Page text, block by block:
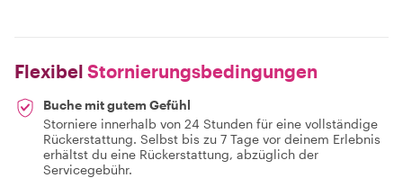
Flexibel Stornierungsbedingungen
Buche mit gutem Gefühl
Storniere innerhalb von 24 Stunden für eine vollständige
Rückerstattung. Selbst bis zu 7 Tage vor deinem Erlebnis
erhältst du eine Rückerstattung, abzüglich der
Servicegebühr.